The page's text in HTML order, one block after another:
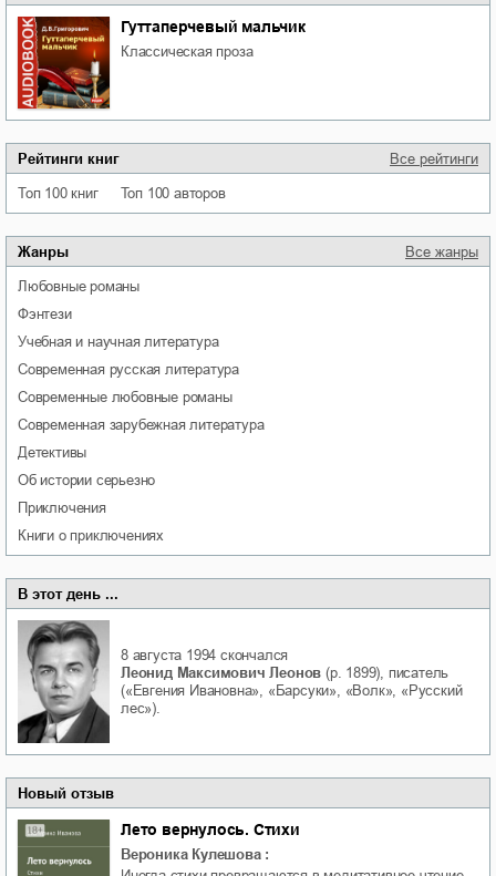
Гуттаперчевый мальчик
классическая проза
Рейтинги книг Все рейтинги
Топ 100 книг Топ 100 авторов
Жанры Все жанры
любовные романы
фэнтези
учебная и научная литература
современная русская литература
современные любовные романы
современная зарубежная литература
детективы
об истории серьезно
приключения
книги о приключениях
В этот день ...
8 августа 1994 скончался
Леонид Максимович Леонов (р. 1899), писатель
(«Евгения Ивановна», «Барсуки», «Волк», «Русский
лес»).
Новый отзыв
Лето вернулось. Стихи
Вероника Кулешова :